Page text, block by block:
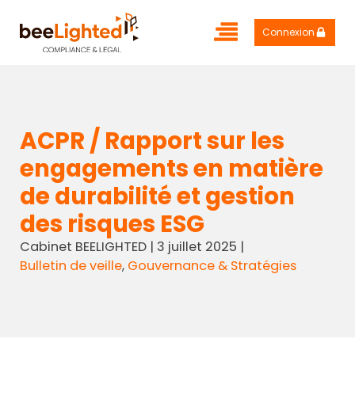
Connexion
ACPR / Rapport sur les
engagements en matière
de durabilité et gestion
des risques ESG
Cabinet BEELIGHTED| 3 juillet 2025 |
Bulletin de veille, Gouvernance & Stratégies